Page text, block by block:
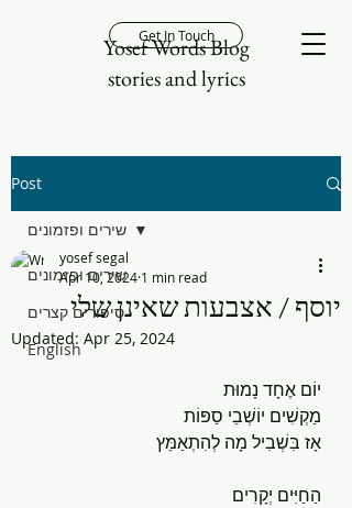
Yosef Words Blog
stories and lyrics
Get In Touch
Post
שירים ופזמונים
סיפורים קצרים
English
שירים ופזמונים
יוסף / אצבעות שאינן שלי
yosef segal
Apr 10, 2024 1 min read
Updated: Apr 25, 2024
יוֹם אֶחָד נָמוּת
מַקְשִׁים יוֹשְׁבֵי סַפּוֹת
אָז בִּשְׁבִיל מָה לְהִתְאַמֵּץ
הַחַיִּים יְקָרִים